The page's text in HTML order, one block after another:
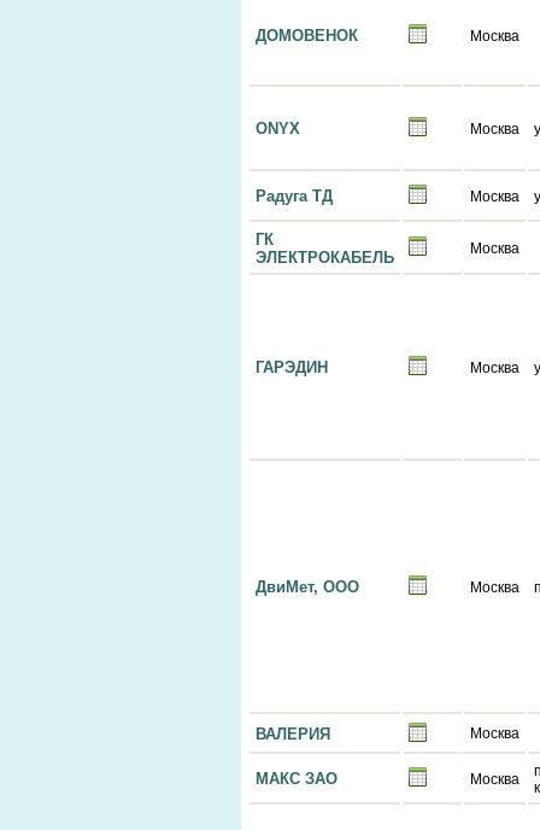
ДОМОВЕНОК Москва
ONYX Москва
Радуга ТД Москва
ГК
ЭЛЕКТРОКАБЕЛЬ
Москва
ГАРЭДИН Москва
ДвиМет, ООО Москва
ВАЛЕРИЯ Москва
МАКС ЗАО Москва